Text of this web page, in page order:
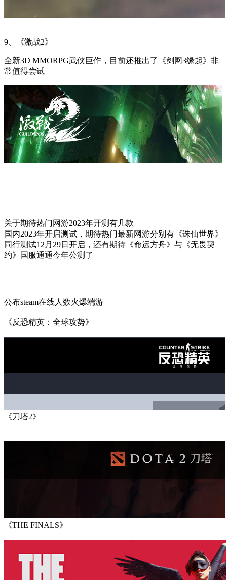
9、《激战2》
全新3D MMORPG武侠巨作，目前还推出了《剑网3缘起》非
常值得尝试
关于期待热门网游2023年开测有几款
国内2023年开启测试，期待热门最新网游分别有《诛仙世界》
同行测试12月29日开启，还有期待《命运方舟》与《无畏契
约》国服通通今年公测了
公布steam在线人数火爆端游
《反恐精英：全球攻势》
《刀塔2》
《THE FINALS》